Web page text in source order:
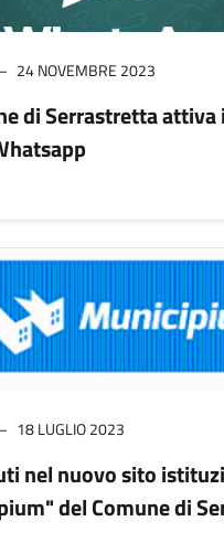
24 NOVEMBRE 2023
di Serrastretta
18 LUGLIO 2023
nel nuovo sito
del Comune di